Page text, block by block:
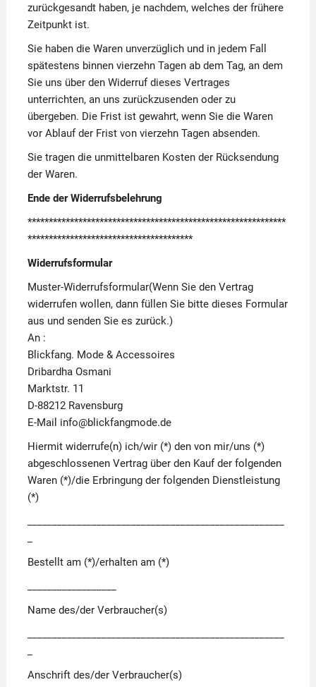
zurückgesandt haben, je nachdem, welches der frühere
Zeitpunkt ist.
Sie haben die Waren unverzüglich und in jedem Fall
spätestens binnen vierzehn Tagen ab dem Tag, an dem
Sie uns über den Widerruf dieses Vertrages
unterrichten, an uns zurückzusenden oder zu
übergeben. Die Frist ist gewahrt, wenn Sie die Waren
vor Ablauf der Frist von vierzehn Tagen absenden.
Sie tragen die unmittelbaren Kosten der Rücksendung
der Waren.
Ende der Widerrufsbelehrung
*************************************************************
***************************************
Widerrufsformular
Muster-Widerrufsformular(Wenn Sie den Vertrag
widerrufen wollen, dann füllen Sie bitte dieses Formular
aus und senden Sie es zurück.)
An :
Blickfang. Mode & Accessoires
Dribardha Osmani
Marktstr. 11
D-88212 Ravensburg
E-Mail info@blickfangmode.de
Hiermit widerrufe(n) ich/wir (*) den von mir/uns (*)
abgeschlossenen Vertrag über den Kauf der folgenden
Waren (*)/die Erbringung der folgenden Dienstleistung
(*)
Bestellt am (*)/erhalten am (*)
Name des/der Verbraucher(s)
Anschrift des/der Verbraucher(s)